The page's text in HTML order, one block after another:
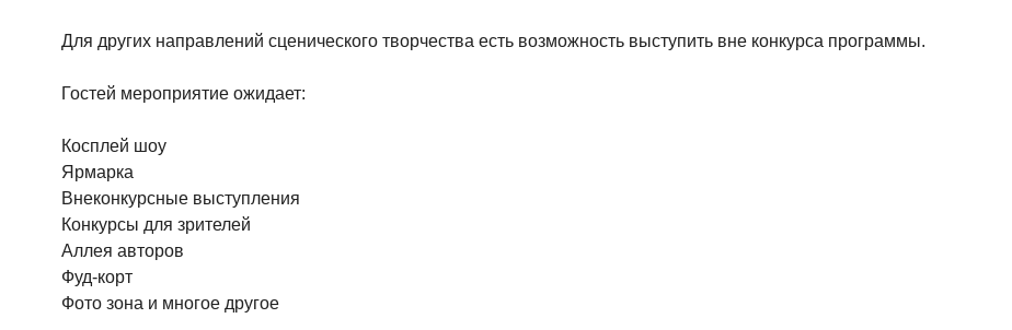
Для других направлений сценического творчества есть возможность выступить вне конкурса программы.
Гостей мероприятие ожидает:
Косплей шоу
Ярмарка
Внеконкурсные выступления
Конкурсы для зрителей
Аллея авторов
Фуд-корт
Фото зона и многое другое